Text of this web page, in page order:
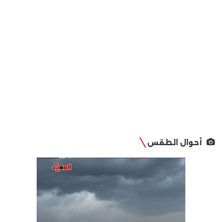
أحوال الطقس